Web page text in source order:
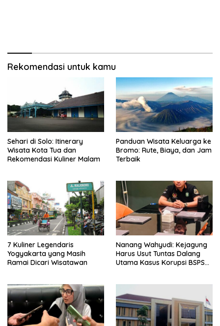
Rekomendasi untuk kamu
Sehari di Solo: Itinerary
Wisata Kota Tua dan
Rekomendasi Kuliner Malam
Panduan Wisata Keluarga ke
Bromo: Rute, Biaya, dan Jam
Terbaik
7 Kuliner Legendaris
Yogyakarta yang Masih
Ramai Dicari Wisatawan
Nanang Wahyudi: Kejagung
Harus Usut Tuntas Dalang
Utama Kasus Korupsi BSPS